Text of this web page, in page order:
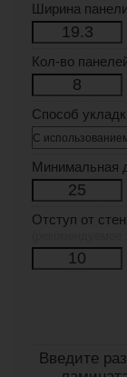
Ширина
Кол-во
Способ
Минимальная
Отступ от
Введите